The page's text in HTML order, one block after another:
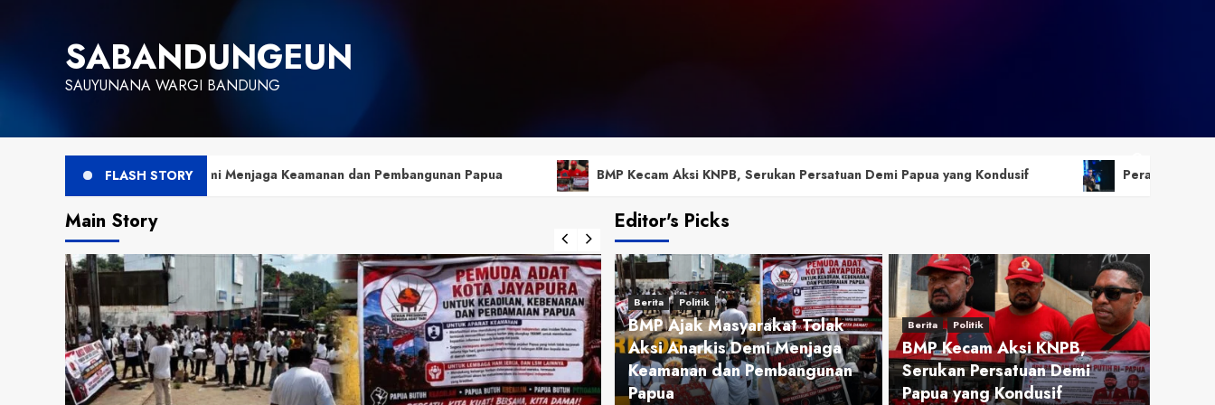
SABANDUNGEUN
SAUYUNANA WARGI BANDUNG
FLASH STORY
Demi Menjaga Keamanan dan Pembangunan Papua BMP Kecam Aksi KNPB, Serukan Persatuan Demi Papua yang Kondusif Perang Algoritma AI Makin Kompleks,
Main Story Editor's Picks
Berita Politik
BMP Ajak Masyarakat Tolak
Aksi Anarkis Demi Menjaga
Keamanan dan Pembangunan
Papua
Berita Politik
BMP Kecam Aksi KNPB,
Serukan Persatuan Demi
Papua yang Kondusif